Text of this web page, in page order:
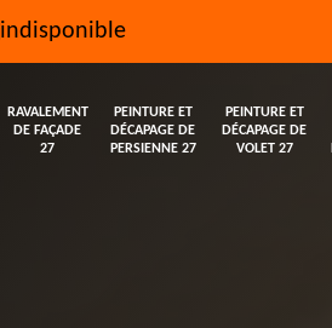
indisponible
RAVALEMENT
DE FAÇADE
27
PEINTURE ET
DÉCAPAGE DE
PERSIENNE 27
PEINTURE ET
DÉCAPAGE DE
VOLET 27